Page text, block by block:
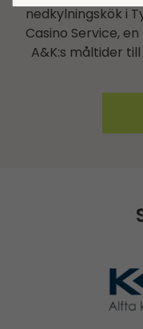
nedkylningskök i
Casino Service,
A&K:s måltider